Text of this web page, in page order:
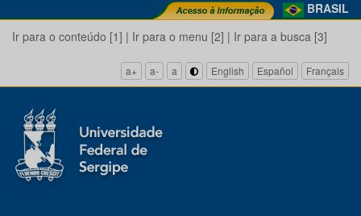
BRASIL
Ir para o conteúdo [1] | Ir para o menu [2] | Ir para a busca [3]
a+ a- a English Español Français